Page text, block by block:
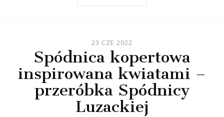
23 CZE 2022
Spódnica kopertowa
inspirowana kwiatami –
przeróbka Spódnicy
Luzackiej